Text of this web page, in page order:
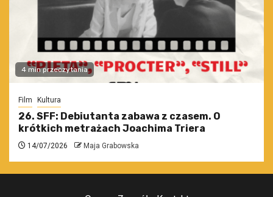
4 min przeczytania
Film Kultura
26. SFF: Debiutanta zabawa z czasem. O
krótkich metrażach Joachima Triera
14/07/2026 Maja Grabowska